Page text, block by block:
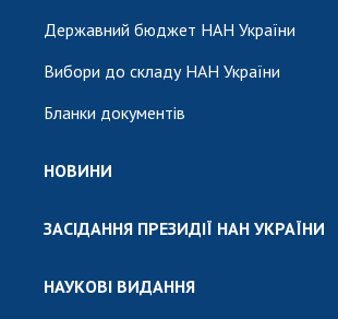
Державний бюджет НАН України
Вибори до складу НАН України
Бланки документів
НОВИНИ
ЗАСІДАННЯ ПРЕЗИДІЇ НАН УКРАЇНИ
НАУКОВІ ВИДАННЯ